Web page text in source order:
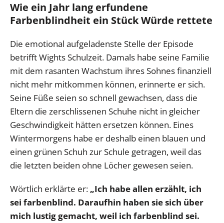
Wie ein Jahr lang erfundene
Farbenblindheit ein Stück Würde rettete
Die emotional aufgeladenste Stelle der Episode
betrifft Wights Schulzeit. Damals habe seine Familie
mit dem rasanten Wachstum ihres Sohnes finanziell
nicht mehr mitkommen können, erinnerte er sich.
Seine Füße seien so schnell gewachsen, dass die
Eltern die zerschlissenen Schuhe nicht in gleicher
Geschwindigkeit hätten ersetzen können. Eines
Wintermorgens habe er deshalb einen blauen und
einen grünen Schuh zur Schule getragen, weil das
die letzten beiden ohne Löcher gewesen seien.
Wörtlich erklärte er: „Ich habe allen erzählt, ich
sei farbenblind. Daraufhin haben sie sich über
mich lustig gemacht, weil ich farbenblind sei.